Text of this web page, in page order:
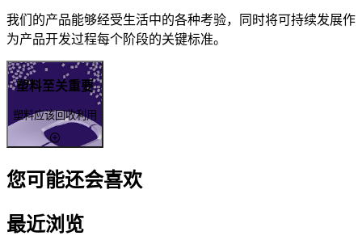
我们的产品能够经受生活中的各种考验，同时将可持续发展作
为产品开发过程每个阶段的关键标准。
塑料至关重要
塑料应该回收利用
您可能还会喜欢
最近浏览